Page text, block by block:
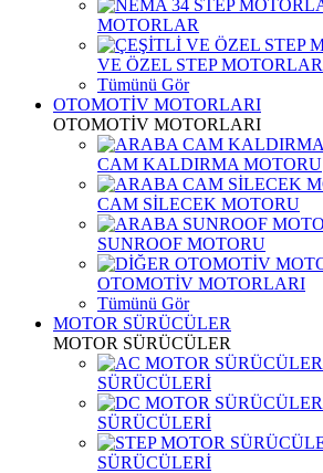
MOTORLAR
VE ÖZEL STEP MOTORLAR
Tümünü Gör
OTOMOTİV MOTORLARI
OTOMOTİV MOTORLARI
CAM KALDIRMA MOTORU
CAM SİLECEK MOTORU
SUNROOF MOTORU
OTOMOTİV MOTORLARI
Tümünü Gör
MOTOR SÜRÜCÜLER
MOTOR SÜRÜCÜLER
SÜRÜCÜLERİ
SÜRÜCÜLERİ
SÜRÜCÜLERİ